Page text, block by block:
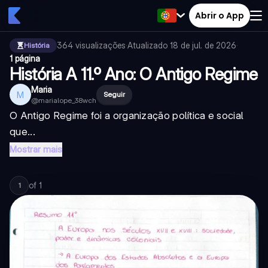
Abrir o App
História 364 visualizações·Atualizado 18 de jul. de 2026·
1 página
História A 11.º Ano: O Antigo Regime
M Maria
@marialope_38wch
Seguir
O Antigo Regime foi a organização política e social
que...
Mostrar mais
1 of 1